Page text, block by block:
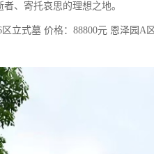
、寄托哀思的理想之地。
区立式墓 价格：88800元 恩泽园